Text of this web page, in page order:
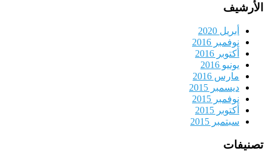
الأرشيف
أبريل 2020
نوفمبر 2016
أكتوبر 2016
يونيو 2016
مارس 2016
ديسمبر 2015
نوفمبر 2015
أكتوبر 2015
سبتمبر 2015
تصنيفات